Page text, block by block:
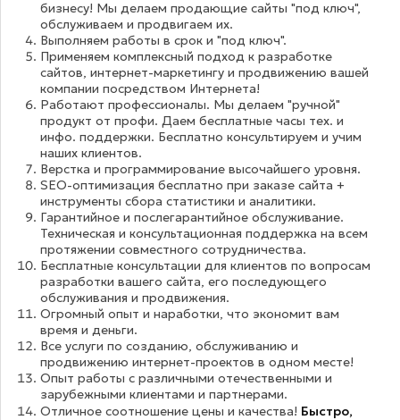
бизнесу! Мы делаем продающие сайты "под ключ",
обслуживаем и продвигаем их.
Выполняем работы в срок и "под ключ".
Применяем комплексный подход к разработке
сайтов, интернет-маркетингу и продвижению вашей
компании посредством Интернета!
Работают профессионалы. Мы делаем "ручной"
продукт от профи. Даем бесплатные часы тех. и
инфо. поддержки. Бесплатно консультируем и учим
наших клиентов.
Верстка и программирование высочайшего уровня.
SEO-оптимизация бесплатно при заказе сайта +
инструменты сбора статистики и аналитики.
Гарантийное и послегарантийное обслуживание.
Техническая и консультационная поддержка на всем
протяжении совместного сотрудничества.
Бесплатные консультации для клиентов по вопросам
разработки вашего сайта, его последующего
обслуживания и продвижения.
Огромный опыт и наработки, что экономит вам
время и деньги.
Все услуги по созданию, обслуживанию и
продвижению интернет-проектов в одном месте!
Опыт работы с различными отечественными и
зарубежными клиентами и партнерами.
Отличное соотношение цены и качества! Быстро,